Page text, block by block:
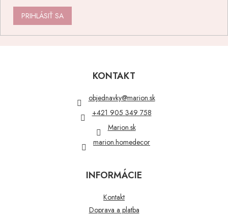
PRIHLÁSIŤ SA
KONTAKT
objednavky@marion.sk
+421 905 349 758
Marion.sk
marion.homedecor
INFORMÁCIE
Kontakt
Doprava a platba